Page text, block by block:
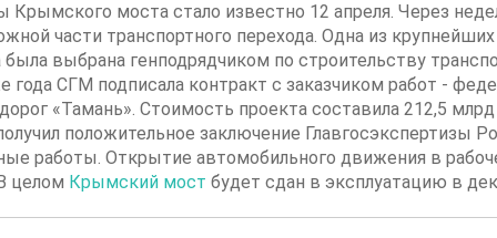
моста стало известно 12 апреля. Через
части транспортного перехода. Одна из
выбрана генподрядчиком по строительству
года СГМ подписала контракт с заказчиком работ -
«Тамань». Стоимость проекта составила 212,5
положительное заключение Главгосэкспертизы
работы. Открытие автомобильного движения в
целом Крымский мост будет сдан в эксплуатацию в